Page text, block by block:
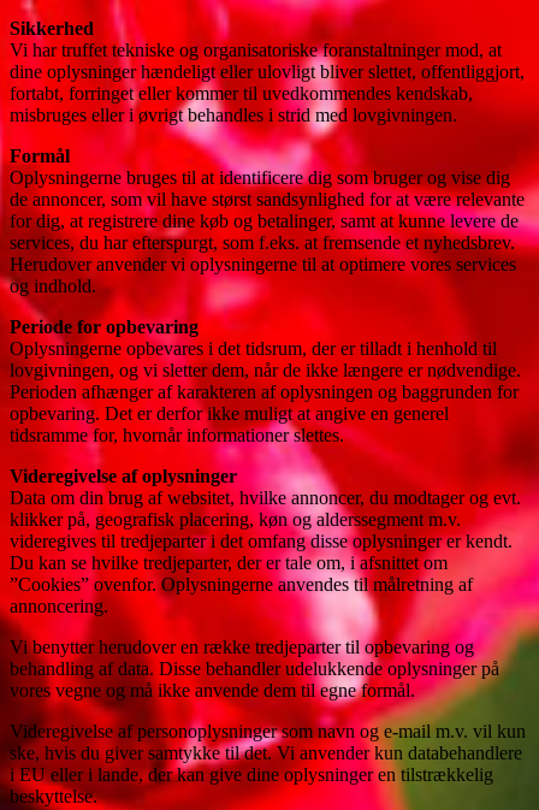
Sikkerhed
Vi har truffet tekniske og organisatoriske foranstaltninger mod, at
dine oplysninger hændeligt eller ulovligt bliver slettet, offentliggjort,
fortabt, forringet eller kommer til uvedkommendes kendskab,
misbruges eller i øvrigt behandles i strid med lovgivningen.
Formål
Oplysningerne bruges til at identificere dig som bruger og vise dig
de annoncer, som vil have størst sandsynlighed for at være relevante
for dig, at registrere dine køb og betalinger, samt at kunne levere de
services, du har efterspurgt, som f.eks. at fremsende et nyhedsbrev.
Herudover anvender vi oplysningerne til at optimere vores services
og indhold.
Periode for opbevaring
Oplysningerne opbevares i det tidsrum, der er tilladt i henhold til
lovgivningen, og vi sletter dem, når de ikke længere er nødvendige.
Perioden afhænger af karakteren af oplysningen og baggrunden for
opbevaring. Det er derfor ikke muligt at angive en generel
tidsramme for, hvornår informationer slettes.
Videregivelse af oplysninger
Data om din brug af websitet, hvilke annoncer, du modtager og evt.
klikker på, geografisk placering, køn og alderssegment m.v.
videregives til tredjeparter i det omfang disse oplysninger er kendt.
Du kan se hvilke tredjeparter, der er tale om, i afsnittet om
”Cookies” ovenfor. Oplysningerne anvendes til målretning af
annoncering.
Vi benytter herudover en række tredjeparter til opbevaring og
behandling af data. Disse behandler udelukkende oplysninger på
vores vegne og må ikke anvende dem til egne formål.
Videregivelse af personoplysninger som navn og e-mail m.v. vil kun
ske, hvis du giver samtykke til det. Vi anvender kun databehandlere
i EU eller i lande, der kan give dine oplysninger en tilstrækkelig
beskyttelse.